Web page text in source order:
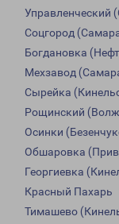
Управленческий
Соцгород
Богдановка
Мехзавод
Сырейка
Рощинский
Осинки
Обшаровка
Георгиевка
Красный Пахарь
Тимашево